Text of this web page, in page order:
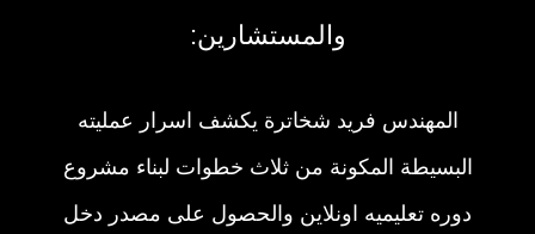
والمستشارين:
المهندس فريد شخاترة يكشف اسرار عمليته
البسيطة المكونة من ثلاث خطوات لبناء مشروع
دوره تعليميه اونلاين والحصول على مصدر دخل